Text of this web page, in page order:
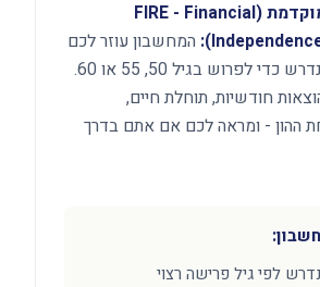
תכנון פרישה מוקדמת (FIRE - Financial
המחשבון עוזר לכם
לחשב כמה הון נדרש כדי לפרוש בגיל 50, 55 או 60.
חודשיות, תוחלת חיים,
ההון - ומראה לכם אם אתם בדרך
לפי גיל פרישה רצוי